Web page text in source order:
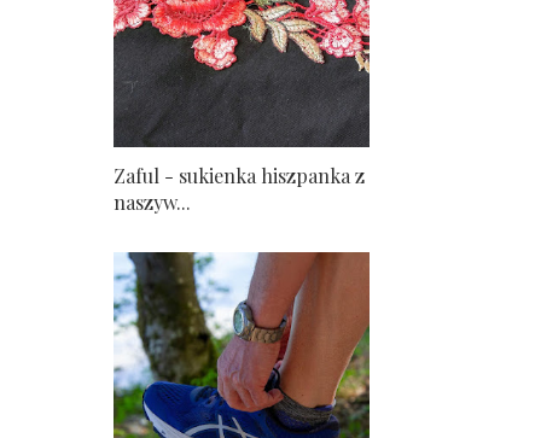
Zaful - sukienka hiszpanka z
naszyw...